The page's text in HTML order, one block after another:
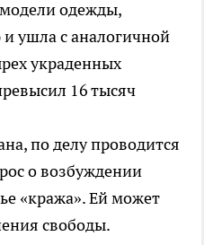
одежды,
и ушла с аналогичной
украденных
16 тысяч
по делу проводится
о возбуждении
«кража». Ей может
свободы.